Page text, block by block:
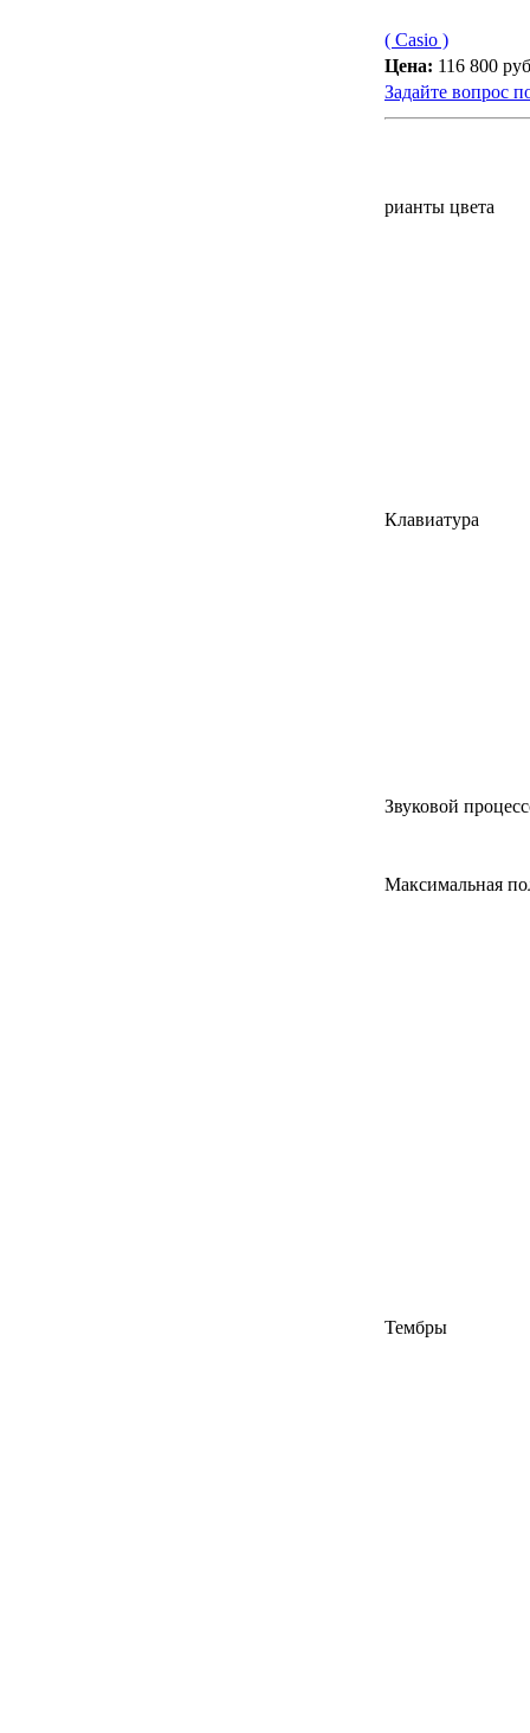
( Casio )
Цена: 116 800
Задайте вопрос
рианты цвета
Клавиатура
Звуковой
Максимальная
Тембры